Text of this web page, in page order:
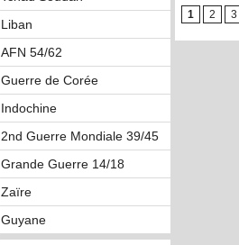
Liban
AFN 54/62
Guerre de Corée
Indochine
2nd Guerre Mondiale 39/45
Grande Guerre 14/18
Zaïre
Guyane
1 2 3